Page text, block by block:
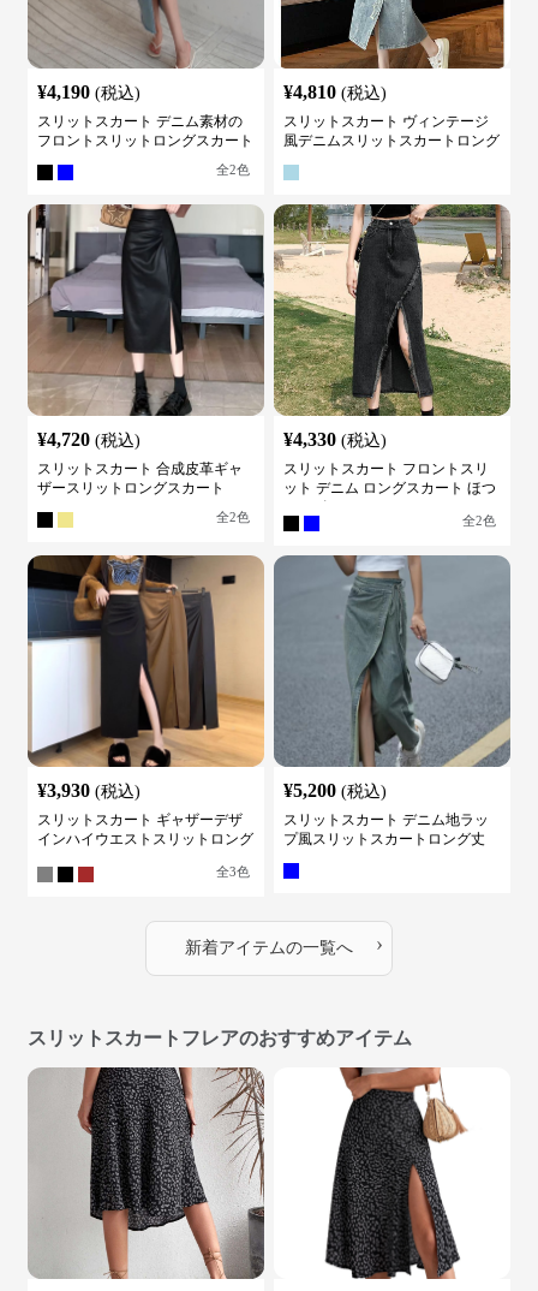
¥4,190 (税込)
スリットスカート デニム素材の
フロントスリットロングスカート
全2色
¥4,810 (税込)
スリットスカート ヴィンテージ
風デニムスリットスカートロング
¥4,720 (税込)
スリットスカート 合成皮革ギャ
ザースリットロングスカート
全2色
¥4,330 (税込)
スリットスカート フロントスリ
ット デニム ロングスカート ほつ
全2色
¥3,930 (税込)
スリットスカート ギャザーデザ
インハイウエストスリットロング
全3色
¥5,200 (税込)
スリットスカート デニム地ラッ
プ風スリットスカートロング丈
新着アイテムの一覧へ ›
スリットスカートフレアのおすすめアイテム